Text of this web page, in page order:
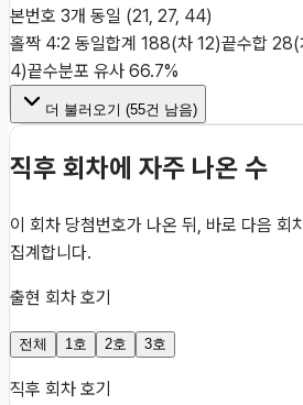
본번호 3개 동일 (21, 27, 44)
홀짝 4:2 동일합계 188(차 12)끝수합 28(
4)끝수분포 유사 66.7%
더 불러오기 (55건 남음)
직후 회차에 자주 나온 수
이 회차 당첨번호가 나온 뒤, 바로 다음 회
집계합니다.
출현 회차 호기
전체 1호 2호 3호
직후 회차 호기